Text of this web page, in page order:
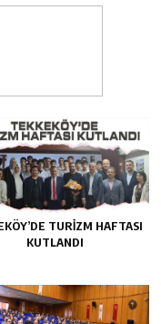
TURIZM HAFTASI
KUTLANDI